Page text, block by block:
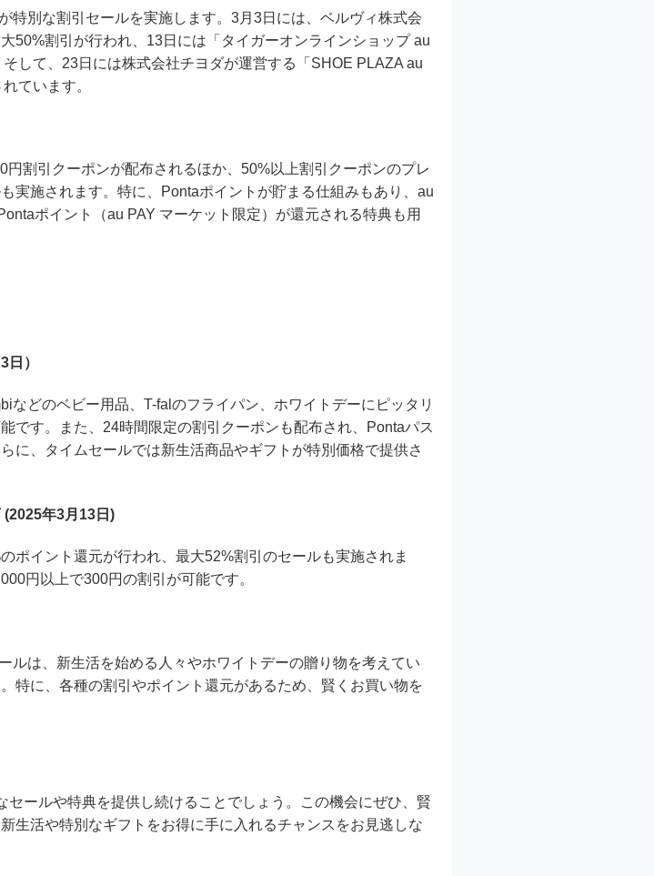
特別な割引セールを実施します。3月3日には、ベルヴィ株式会
50%割引が行われ、13日には「タイガーオンラインショップ au
して、23日には株式会社チヨダが運営する「SHOE PLAZA au
ています。
割引クーポンが配布されるほか、50%以上割引クーポンのプレ
実施されます。特に、Pontaポイントが貯まる仕組みもあり、au
ポイント（au PAY マーケット限定）が還元される特典も用
）
などのベビー用品、T-falのフライパン、ホワイトデーにピッタリ
です。また、24時間限定の割引クーポンも配布され、Pontaパス
に、タイムセールでは新生活商品やギフトが特別価格で提供さ
年3月13日)
ポイント還元が行われ、最大52%割引のセールも実施されま
円以上で300円の割引が可能です。
ルは、新生活を始める人々やホワイトデーの贈り物を考えてい
特に、各種の割引やポイント還元があるため、賢くお買い物を
ールや特典を提供し続けることでしょう。この機会にぜひ、賢
生活や特別なギフトをお得に手に入れるチャンスをお見逃しな